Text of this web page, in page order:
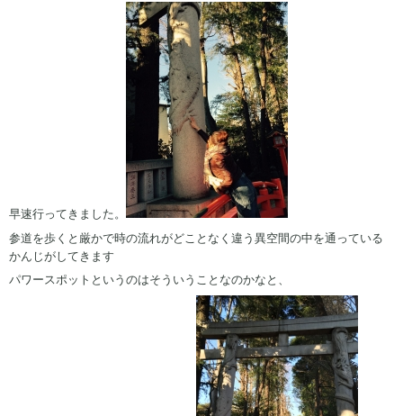
早速行ってきました。
参道を歩くと厳かで時の流れがどことなく違う異空間の中を通っている
かんじがしてきます
パワースポットというのはそういうことなのかなと、